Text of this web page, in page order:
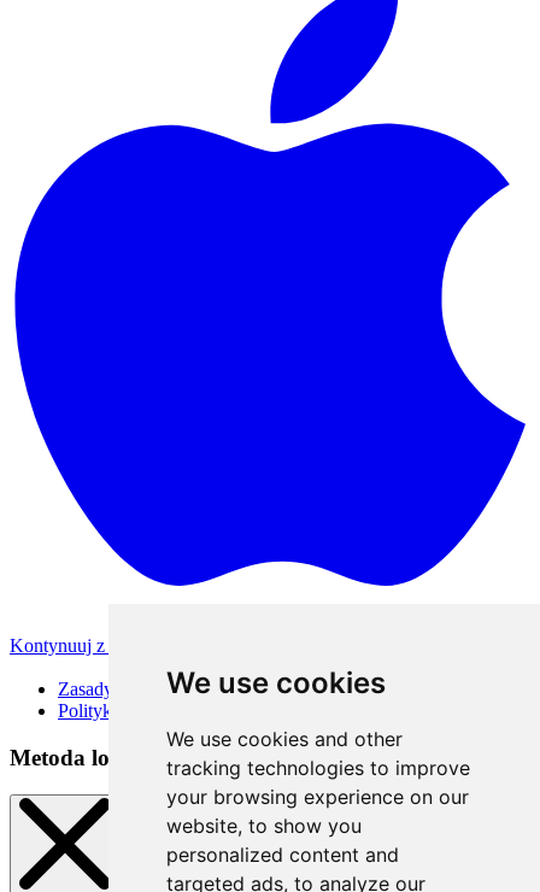
We use cookies
We use cookies and other
tracking technologies to improve
your browsing experience on our
website, to show you
personalized content and
targeted ads, to analyze our
Kontynuuj z Apple
Zasady korzystania
Polityka Prywatności
Metoda logowania